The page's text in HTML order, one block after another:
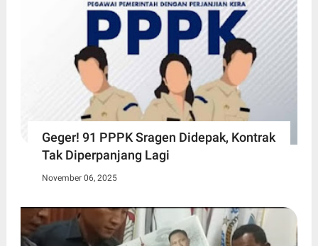
Geger! 91 PPPK Sragen Didepak, Kontrak
Tak Diperpanjang Lagi
November 06, 2025